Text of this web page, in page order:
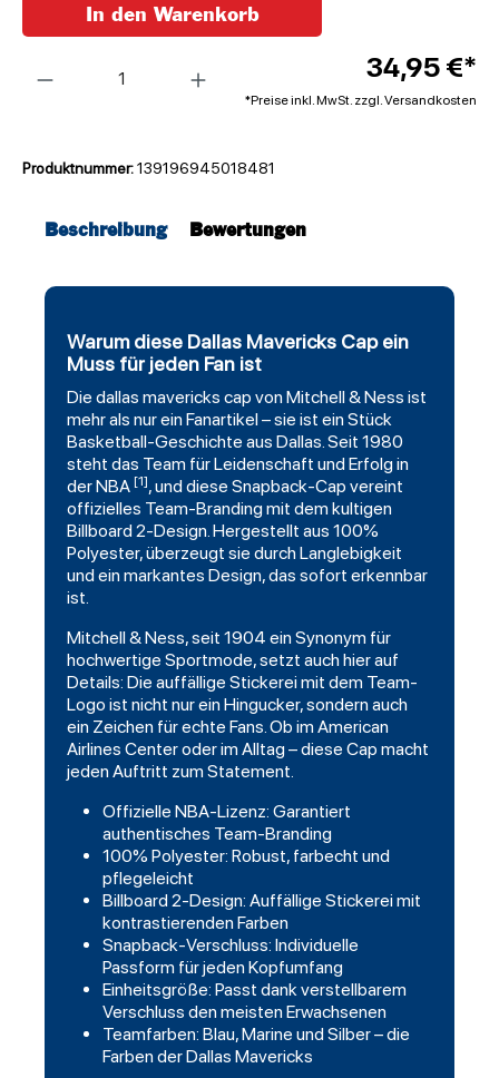
34,95 €*
*Preise inkl. MwSt. zzgl. Versandkosten
In den Warenkorb
Produktnummer:139196945018481
Beschreibung Bewertungen
Warum diese Dallas Mavericks Cap ein
Muss für jeden Fan ist
Die dallas mavericks cap vonMitchell& Ness ist
mehr als nur ein Fanartikel – sie ist ein Stück
Basketball-Geschichte aus Dallas. Seit 1980
steht das Team für Leidenschaft und Erfolg in
der NBA [1], und diese Snapback-Cap vereint
offizielles Team-Branding mit dem kultigen
Billboard 2-Design. Hergestellt aus 100%
Polyester, überzeugt sie durch Langlebigkeit
und ein markantes Design, das sofort erkennbar
ist.
Mitchell & Ness, seit 1904 ein Synonym für
hochwertige Sportmode, setzt auch hier auf
Details: Die auffällige Stickerei mit dem Team-
Logo ist nicht nur ein Hingucker, sondern auch
ein Zeichen für echte Fans. Ob im American
Airlines Center oder im Alltag – diese Cap macht
jeden Auftritt zum Statement.
Offizielle NBA-Lizenz: Garantiert
authentisches Team-Branding
100% Polyester: Robust, farbecht und
pflegeleicht
Billboard 2-Design: Auffällige Stickerei mit
kontrastierenden Farben
Snapback-Verschluss: Individuelle
Passform für jeden Kopfumfang
Einheitsgröße: Passt dank verstellbarem
Verschluss den meisten Erwachsenen
Teamfarben: Blau, Marine und Silber – die
Farben der Dallas Mavericks